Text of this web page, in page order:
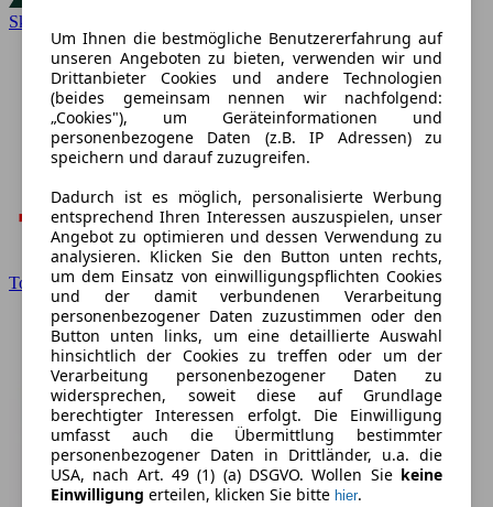
Skoda
Toyota
Um Ihnen die bestmögliche Benutzererfahrung auf
unseren Angeboten zu bieten, verwenden wir und
Drittanbieter Cookies und andere Technologien
(beides gemeinsam nennen wir nachfolgend:
„Cookies"), um Geräteinformationen und
personenbezogene Daten (z.B. IP Adressen) zu
speichern und darauf zuzugreifen.
Dadurch ist es möglich, personalisierte Werbung
entsprechend Ihren Interessen auszuspielen, unser
Angebot zu optimieren und dessen Verwendung zu
analysieren. Klicken Sie den Button unten rechts,
um dem Einsatz von einwilligungspflichten Cookies
und der damit verbundenen Verarbeitung
personenbezogener Daten zuzustimmen oder den
Button unten links, um eine detaillierte Auswahl
hinsichtlich der Cookies zu treffen oder um der
Verarbeitung personenbezogener Daten zu
widersprechen, soweit diese auf Grundlage
berechtigter Interessen erfolgt. Die Einwilligung
umfasst auch die Übermittlung bestimmter
personenbezogener Daten in Drittländer, u.a. die
USA, nach Art. 49 (1) (a) DSGVO. Wollen Sie keine
Einwilligung erteilen, klicken Sie bitte hier.